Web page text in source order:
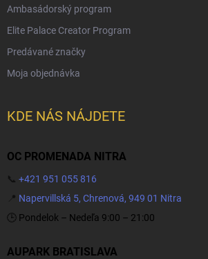
Ambasádorský program
Elite Palace Creator Program
Predávané značky
Moja objednávka
KDE NÁS NÁJDETE
OC PROMENADA NITRA
📞 +421 951 055 816
📍 Napervillská 5, Chrenová, 949 01 Nitra
🕒 Pondelok – Nedeľa 9:00 – 21:00
AUPARK BRATISLAVA